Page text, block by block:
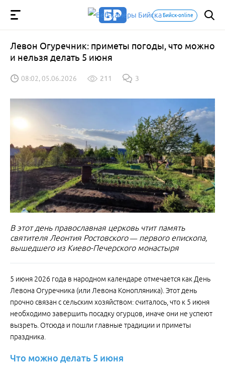
Бийск-online
Левон Огуречник: приметы погоды, что можно
и нельзя делать 5 июня
08:02, 05.06.2026 211 3
В этот день православная церковь чтит память
святителя Леонтия Ростовского — первого епископа,
вышедшего из Киево-Печерского монастыря
5 июня 2026 года в народном календаре отмечается как День
Левона Огуречника (или Левона Конопляника). Этот день
прочно связан с сельским хозяйством: считалось, что к 5 июня
необходимо завершить посадку огурцов, иначе они не успеют
вызреть. Отсюда и пошли главные традиции и приметы
праздника.
Что можно делать 5 июня